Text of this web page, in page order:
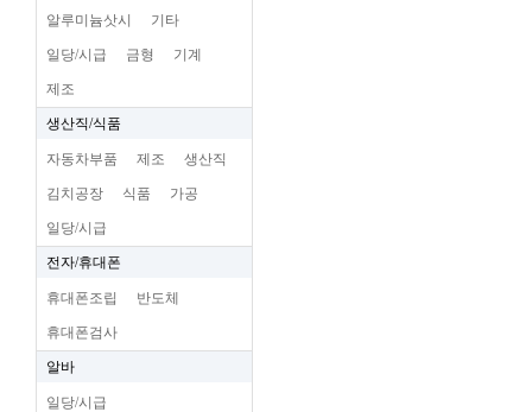
알루미늄삿시 기타
일당/시급 금형 기계
제조
생산직/식품
자동차부품 제조 생산직
김치공장 식품 가공
일당/시급
전자/휴대폰
휴대폰조립 반도체
휴대폰검사
알바
일당/시급